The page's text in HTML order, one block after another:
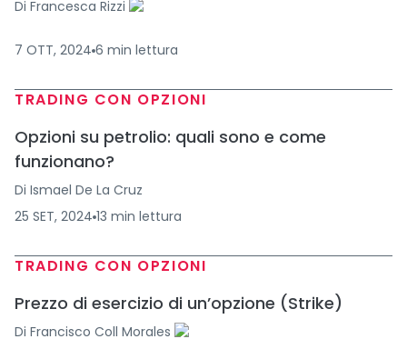
Di Francesca Rizzi
7 OTT, 2024 6 min lettura
TRADING CON OPZIONI
Opzioni su petrolio: quali sono e come
funzionano?
Di Ismael De La Cruz
25 SET, 2024 13 min lettura
TRADING CON OPZIONI
Prezzo di esercizio di un’opzione (Strike)
Di Francisco Coll Morales